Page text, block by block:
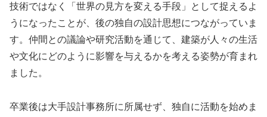
技術ではなく「世界の見方を変える手段」として捉えるよ
うになったことが、後の独自の設計思想につながっていま
す。仲間との議論や研究活動を通じて、建築が人々の生活
や文化にどのように影響を与えるかを考える姿勢が育まれ
ました。
卒業後は大手設計事務所に所属せず、独自に活動を始めま